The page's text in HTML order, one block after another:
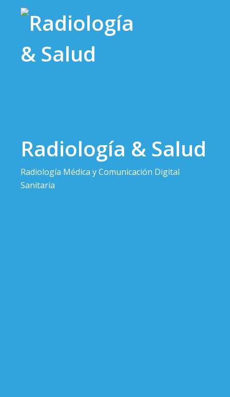
Saltar
contenido
Radiología & Salud
Radiología Médica y Comunicación Digital
Sanitaria